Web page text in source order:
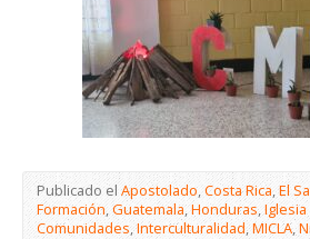
Publicado el Apostolado,Costa Rica,El
Formación,Guatemala,Honduras,
Comunidades,Interculturalidad,MICLA,